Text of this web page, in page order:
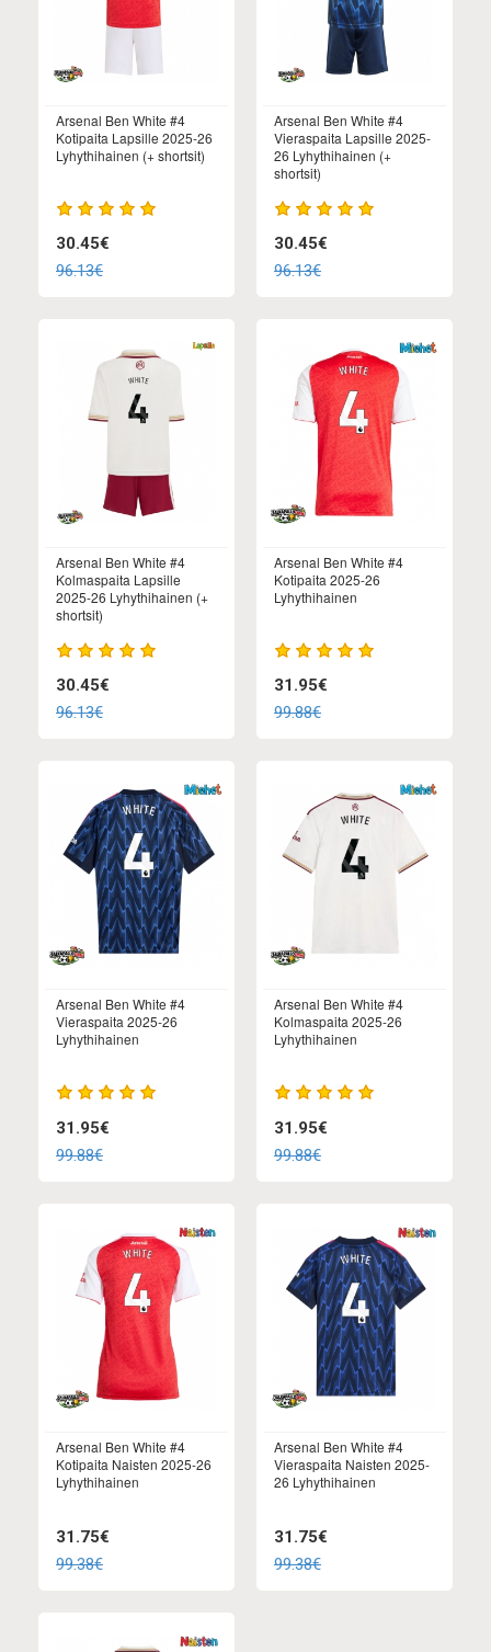
Arsenal Ben White #4
Kotipaita Lapsille 2025-26
Lyhythihainen (+ shortsit)
30.45€
96.13€
Arsenal Ben White #4
Vieraspaita Lapsille 2025-
26 Lyhythihainen (+
shortsit)
30.45€
96.13€
Arsenal Ben White #4
Kolmaspaita Lapsille
2025-26 Lyhythihainen (+
shortsit)
30.45€
96.13€
Arsenal Ben White #4
Kotipaita 2025-26
Lyhythihainen
31.95€
99.88€
Arsenal Ben White #4
Vieraspaita 2025-26
Lyhythihainen
31.95€
99.88€
Arsenal Ben White #4
Kolmaspaita 2025-26
Lyhythihainen
31.95€
99.88€
Arsenal Ben White #4
Kotipaita Naisten 2025-26
Lyhythihainen
31.75€
99.38€
Arsenal Ben White #4
Vieraspaita Naisten 2025-
26 Lyhythihainen
31.75€
99.38€